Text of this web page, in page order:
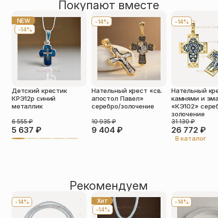
Оставить отзыв
Телефон
Отзыв*
Прикрепить фото
Покупают вместе
NEW
-14%
Детский крестик
КРЭ12р синий
металлик
5 637 ₽
6 555₽
-14%
Нательный крест «св.
апостол Павел»
серебро/золочение
9 404 ₽
10 935₽
-14%
Нательный
камнями и
«КЭ102»
золочение
26 772 ₽
31 130₽
В каталог
Рекомендуем
-14%
Хит
-14%
-14%